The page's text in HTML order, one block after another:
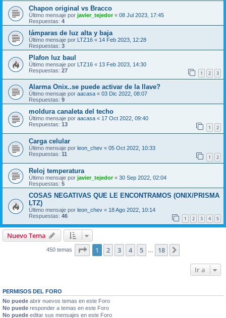
Chapon original vs Bracco
Último mensaje por javier_tejedor« 08 Jul 2023, 17:45
Respuestas: 4
lámparas de luz alta y baja
Último mensaje por LTZ16 « 14 Feb 2023, 12:28
Respuestas: 3
Plafon luz baul
Último mensaje por LTZ16 « 13 Feb 2023, 14:30
Respuestas: 27 1 2 3
Alarma Onix..se puede activar de la llave?
Último mensaje por aacasa « 03 Dic 2022, 08:07
Respuestas: 9
moldura canaleta del techo
Último mensaje por aacasa « 17 Oct 2022, 09:40
Respuestas: 13 1 2
Carga celular
Último mensaje por leon_chev « 05 Oct 2022, 10:33
Respuestas: 11 1 2
Reloj temperatura
Último mensaje por javier_tejedor« 30 Sep 2022, 02:04
Respuestas: 5
COSAS NEGATIVAS QUE LE ENCONTRAMOS (ONIX/PRISMA
LTZ)
Último mensaje por leon_chev « 18 Ago 2022, 10:14
Respuestas: 46 1 2 3 4 5
Nuevo Tema
450 temas Página de 18
1 2 3 4 5 … 18
Ir a
PERMISOS DEL FORO
No puede abrir nuevos temas en este Foro
No puede responder a temas en este Foro
No puede editar sus mensajes en este Foro